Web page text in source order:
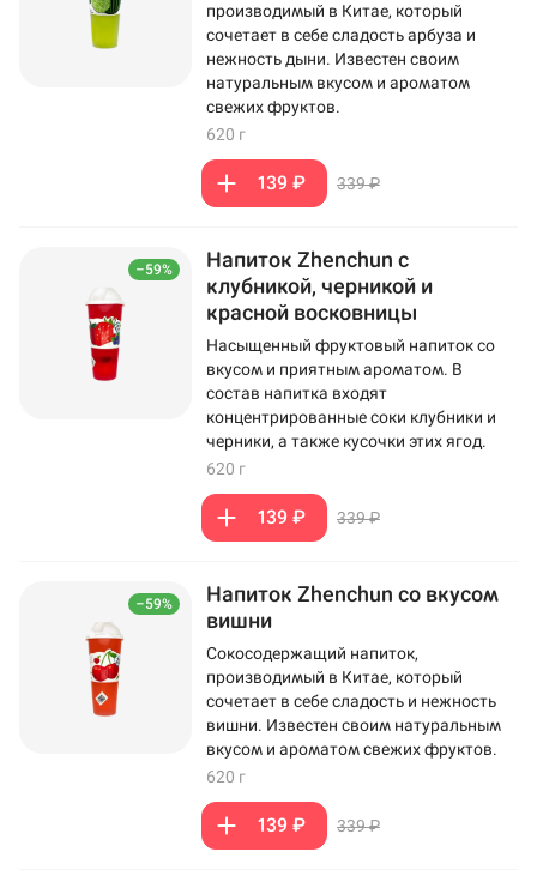
производимый в Китае, который
сочетает в себе сладость арбуза и
нежность дыни. Известен своим
натуральным вкусом и ароматом
свежих фруктов.
620 г
139 ₽ 339 ₽
–59%
Напиток Zhenchun с
клубникой, черникой и
красной восковницы
Насыщенный фруктовый напиток со
вкусом и приятным ароматом. В
состав напитка входят
концентрированные соки клубники и
черники, а также кусочки этих ягод.
620 г
139 ₽ 339 ₽
–59%
Напиток Zhenchun со вкусом
вишни
Сокосодержащий напиток,
производимый в Китае, который
сочетает в себе сладость и нежность
вишни. Известен своим натуральным
вкусом и ароматом свежих фруктов.
620 г
139 ₽ 339 ₽